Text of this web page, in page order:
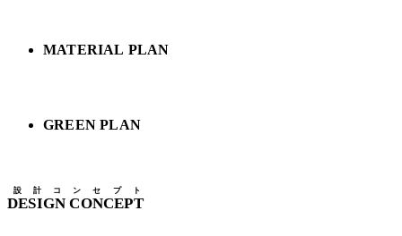
MATERIAL PLAN
GREEN PLAN
DESIGN CONCEPT
設計コンセプト